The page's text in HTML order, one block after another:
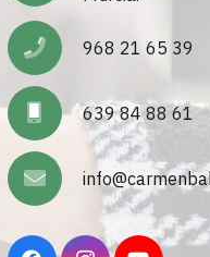
968 21 65 39
639 84 88 61